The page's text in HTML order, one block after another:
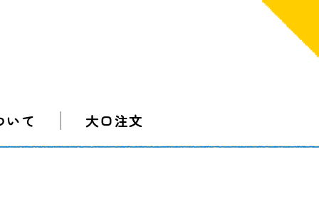
いて 大口注文